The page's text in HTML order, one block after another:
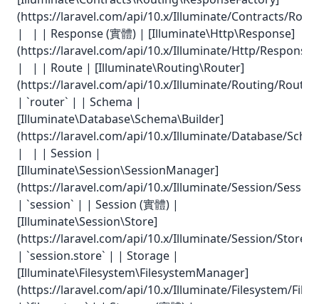
(https://laravel.com/api/10.x/Illuminate/Contracts/
| | | Response (實體) | [Illuminate\Http\Response]
(https://laravel.com/api/10.x/Illuminate/Http/
| | | Route | [Illuminate\Routing\Router]
(https://laravel.com/api/10.x/Illuminate/Routing/
| `router` | | Schema |
[Illuminate\Database\Schema\Builder]
(https://laravel.com/api/10.x/Illuminate/Database/
| | | Session |
[Illuminate\Session\SessionManager]
(https://laravel.com/api/10.x/Illuminate/Session/
| `session` | | Session (實體) |
[Illuminate\Session\Store]
(https://laravel.com/api/10.x/Illuminate/Session/
| `session.store` | | Storage |
[Illuminate\Filesystem\FilesystemManager]
(https://laravel.com/api/10.x/Illuminate/Filesystem/